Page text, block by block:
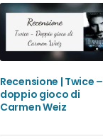
Recensione | Twice –
doppio gioco di
Carmen Weiz